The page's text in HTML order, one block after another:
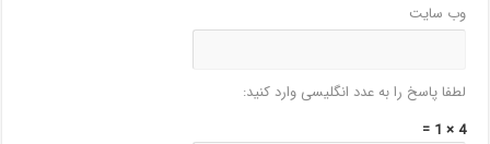
وب‌ سایت
لطفا پاسخ را به عدد انگلیسی وارد کنید:
4 × 1 =